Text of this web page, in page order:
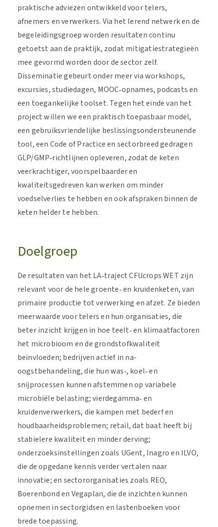
praktische adviezen ontwikkeld voor telers,
afnemers en verwerkers. Via het lerend netwerk en de
begeleidingsgroep worden resultaten continu
getoetst aan de praktijk, zodat mitigatiestrategieën
mee gevormd worden door de sector zelf.
Disseminatie gebeurt onder meer via workshops,
excursies, studiedagen, MOOC‑opnames, podcasts en
een toegankelijke toolset. Tegen het einde van het
project willen we een praktisch toepasbaar model,
een gebruiksvriendelijke beslissingsondersteunende
tool, een Code of Practice en sectorbreed gedragen
GLP/GMP‑richtlijnen opleveren, zodat de keten
veerkrachtiger, voorspelbaarder en
kwaliteitsgedreven kan werken om minder
voedselverlies te hebben en ook afspraken binnen de
keten helder te hebben.
Doelgroep
De resultaten van het LA‑traject CFUcrops WET zijn
relevant voor de hele groente‑ en kruidenketen, van
primaire productie tot verwerking en afzet. Ze bieden
meerwaarde voor telers en hun organisaties, die
beter inzicht krijgen in hoe teelt‑ en klimaatfactoren
het microbioom en de grondstofkwaliteit
beïnvloeden; bedrijven actief in na-
oogstbehandeling, die hun was‑, koel‑ en
snijprocessen kunnen afstemmen op variabele
microbiële belasting; vierdegamma‑ en
kruidenverwerkers, die kampen met bederf en
houdbaarheidsproblemen; retail, dat baat heeft bij
stabielere kwaliteit en minder derving;
onderzoeksinstellingen zoals UGent, Inagro en ILVO,
die de opgedane kennis verder vertalen naar
innovatie; en sectororganisaties zoals REO,
Boerenbond en Vegaplan, die de inzichten kunnen
opnemen in sectorgidsen en lastenboeken voor
brede toepassing.